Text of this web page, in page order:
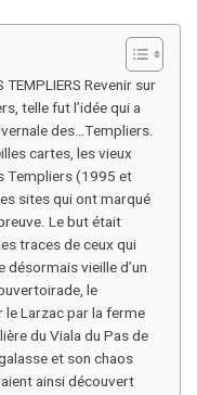
TEMPLIERS Revenir sur
telle fut l’idée qui a
des…Templiers.
cartes, les vieux
Templiers (1995 et
sites qui ont marqué
Le but était
traces de ceux qui
vieille d’un
le
le Larzac par la ferme
du Viala du Pas de
et son chaos
ainsi découvert